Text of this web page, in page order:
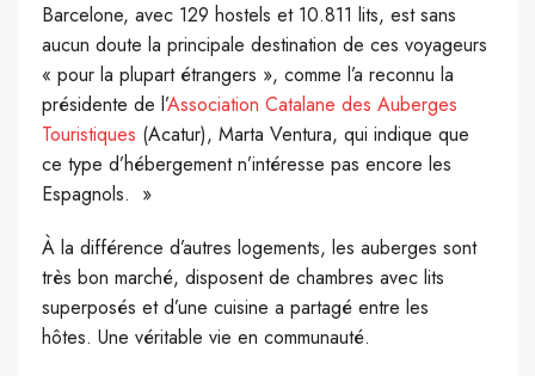
Barcelone, avec 129 hostels et 10.811 lits, est sans
aucun doute la principale destination de ces voyageurs
« pour la plupart étrangers », comme l’a reconnu la
présidente de l’Association Catalane des Auberges
Touristiques (Acatur), Marta Ventura, qui indique que
ce type d’hébergement n’intéresse pas encore les
Espagnols. »
À la différence d’autres logements, les auberges sont
très bon marché, disposent de chambres avec lits
superposés et d’une cuisine a partagé entre les
hôtes. Une véritable vie en communauté.